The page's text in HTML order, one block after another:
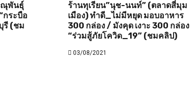
ณุพันธุ์
กระบือ
รี (ชม
ร้านทุเรียน”นุช-นนท์” (ตลาดสี่มุม
เมือง) ทำดี_ไม่มีหยุด มอบอาหาร
300 กล่อง / มังคุด เงาะ 300 กล่อง
“ร่วมสู้ภัยโควิด_19” (ชมคลิป)
03/08/2021